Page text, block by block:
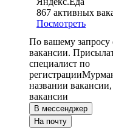
867 активных
Посмотреть
По вашему запросу
вакансии.
специалист по
регистрации
названии
вакансии
В мессенджер
На почту